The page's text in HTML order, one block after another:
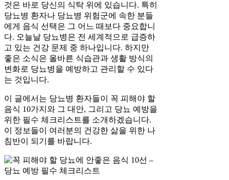
것은 바로 당신의 식탁 위에 있습니다. 특히
당뇨병 환자나 당뇨병 위험군에 속한 분들
에게 음식 선택은 그 어느 때보다 중요합니
다. 오늘날 당뇨병은 전 세계적으로 급증하
고 있는 건강 문제 중 하나입니다. 하지만
좋은 소식은 올바른 식습관과 생활 방식의
변화로 당뇨병을 예방하고 관리할 수 있다
는 것입니다.
이 글에서는 당뇨병 환자들이 꼭 피해야 할
음식 10가지와 그 대안, 그리고 당뇨 예방을
위한 필수 체크리스트를 소개하겠습니다.
이 정보들이 여러분의 건강한 삶을 위한 나
침반이 되기를 바랍니다.